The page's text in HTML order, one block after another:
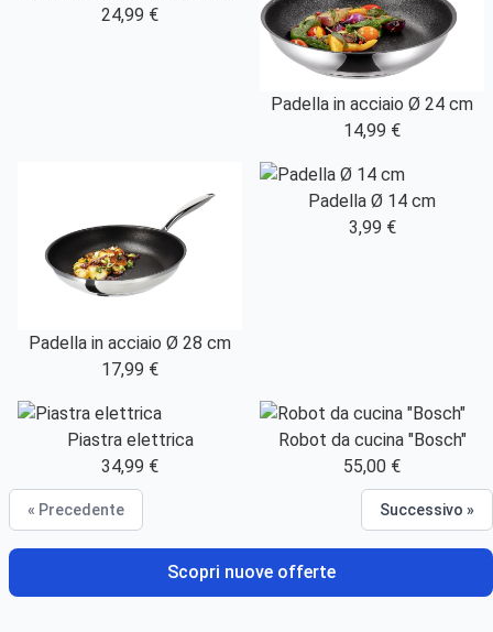
24,99 €
Padella in acciaio Ø 24 cm
14,99 €
Padella in acciaio Ø 28 cm
17,99 €
Padella Ø 14 cm
3,99 €
Piastra elettrica
34,99 €
Robot da cucina "Bosch"
55,00 €
« Precedente Successivo »
Scopri nuove offerte